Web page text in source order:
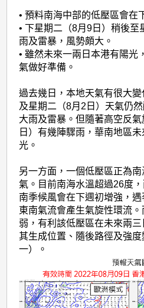
• 預料南海中部的低壓區會在
• 下星期二（8月9日）稍後
雨及雷暴，風勢頗大。
• 雖然未來一兩日本港有陽光
氣做好準備。
過去幾日，本地天氣有很大變
及星期二（8月2日）天氣仍
大雨及雷暴。但隨著高空反
日）有幾陣驟雨，華南地區
光。
另一方面，一個低壓區正為
氣。目前南海水溫超過26度
南季候風會在下週初增強，
東南氣流會產生氣旋性環流
弱，有利該低壓區在未來兩
其生成位置、隨後路徑及強
一）。